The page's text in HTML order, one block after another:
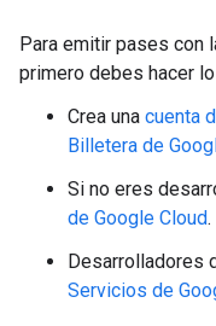
Para emitir pases con
primero debes hacer
Crea una cuenta
Billetera de
Si no eres
de Google Cloud.
Desarrolladores
Servicios de